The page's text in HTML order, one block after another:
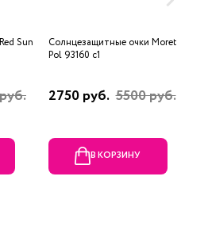
Sun
Солнцезащитные очки Moretti
Pol 93160 с1
2750 руб. 5500 руб.
В КОРЗИНУ